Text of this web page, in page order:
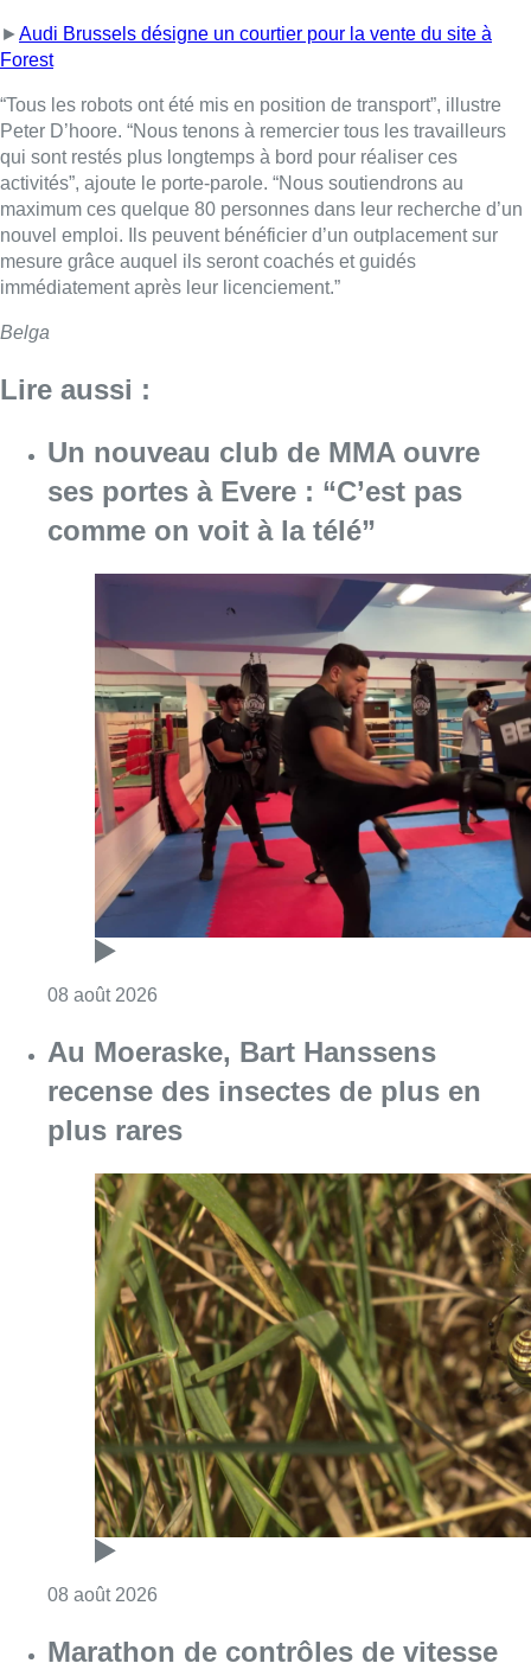
► Audi Brussels désigne un courtier pour la vente du site à
Forest
“Tous les robots ont été mis en position de transport”, illustre
Peter D’hoore. “Nous tenons à remercier tous les travailleurs
qui sont restés plus longtemps à bord pour réaliser ces
activités”, ajoute le porte-parole. “Nous soutiendrons au
maximum ces quelque 80 personnes dans leur recherche d’un
nouvel emploi. Ils peuvent bénéficier d’un outplacement sur
mesure grâce auquel ils seront coachés et guidés
immédiatement après leur licenciement.”
Belga
Lire aussi :
Un nouveau club de MMA ouvre
ses portes à Evere : “C’est pas
comme on voit à la télé”
08 août 2026
Au Moeraske, Bart Hanssens
recense des insectes de plus en
plus rares
08 août 2026
Marathon de contrôles de vitesse